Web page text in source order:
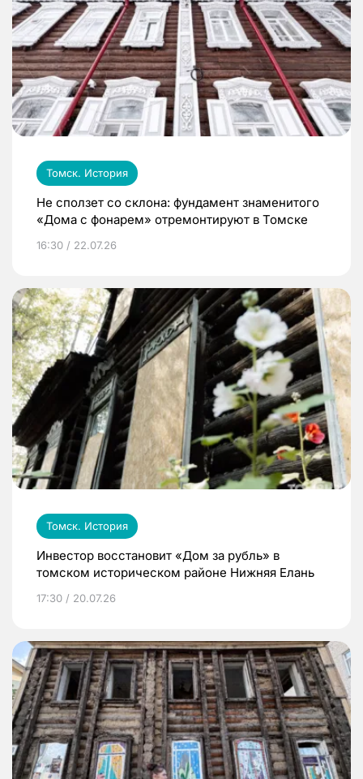
Томск. История
Не сползет со склона: фундамент знаменитого
«Дома с фонарем» отремонтируют в Томске
16:30 / 22.07.26
Томск. История
Инвестор восстановит «Дом за рубль» в
томском историческом районе Нижняя Елань
17:30 / 20.07.26